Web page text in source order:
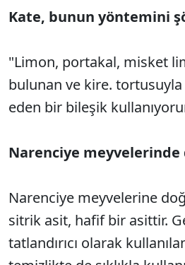
Kate, bunun yöntemini
"Limon, portakal, misket
bulunan ve kire.
eden bir bileşik
Narenciye
Narenciye meyvelerine
sitrik asit, hafif bir asittir.
tatlandırıcı olarak